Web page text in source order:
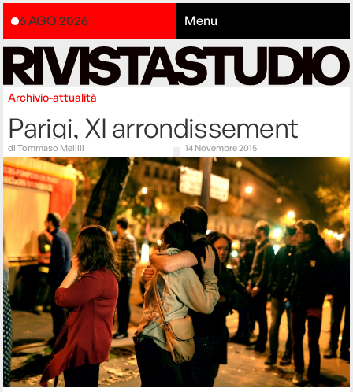
6 AGO 2026 Menu
Archivio-attualità
Parigi, XI arrondissement
diTommaso Melilli 14 Novembre 2015